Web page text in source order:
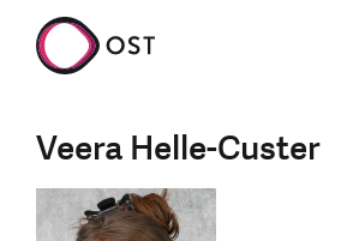
Veera Helle-Custer